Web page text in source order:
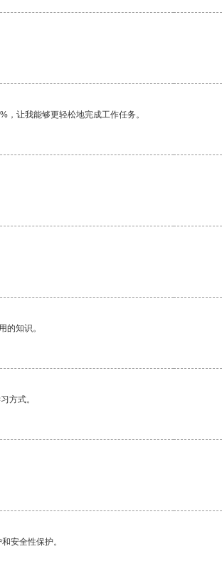
让我能够更轻松地完成工作任务。
的知识。
方式。
安全性保护。